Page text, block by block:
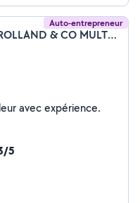
Auto-entrepreneur
Philippe ROLLAND (ROLLAND & CO MULTI SERVICES)
avec expérience.
5